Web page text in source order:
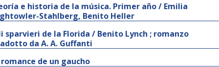
e historia de la música. Primer año / Emilia
Stahlberg, Benito Heller
sparvieri de la Florida / Benito Lynch ; romanzo
da A. A. Guffanti
romance de un gaucho